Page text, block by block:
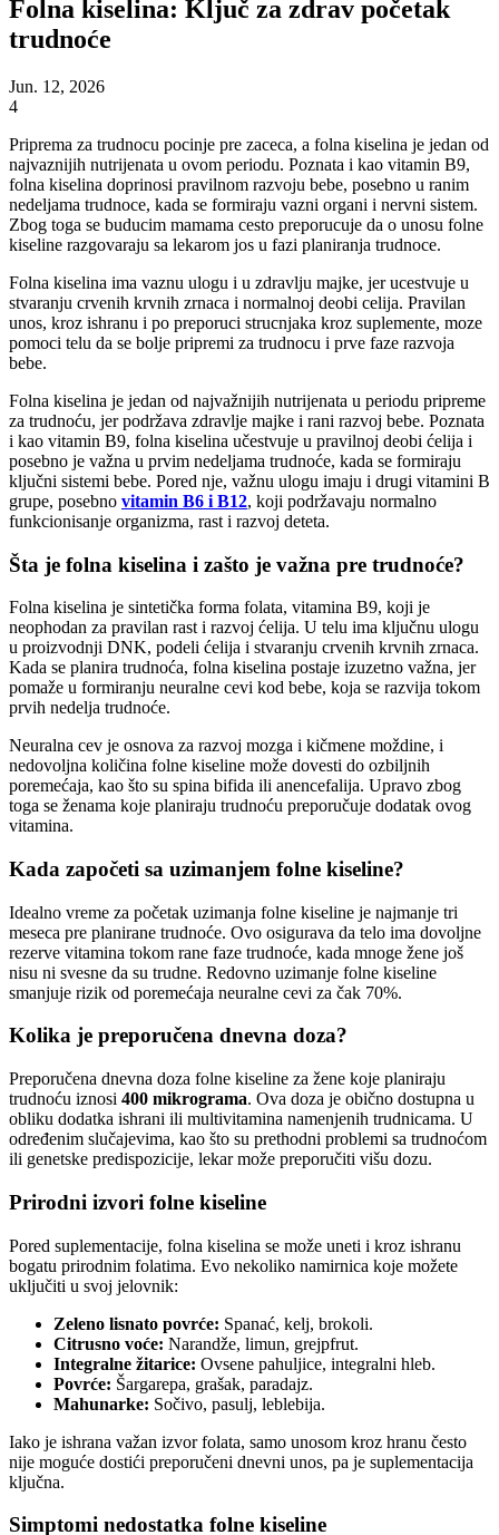
Folna kiselina: Ključ za zdrav početak
trudnoće
Jun. 12, 2026
4
Priprema za trudnocu pocinje pre zaceca, a folna kiselina je jedan od
najvaznijih nutrijenata u ovom periodu. Poznata i kao vitamin B9,
folna kiselina doprinosi pravilnom razvoju bebe, posebno u ranim
nedeljama trudnoce, kada se formiraju vazni organi i nervni sistem.
Zbog toga se buducim mamama cesto preporucuje da o unosu folne
kiseline razgovaraju sa lekarom jos u fazi planiranja trudnoce.
Folna kiselina ima vaznu ulogu i u zdravlju majke, jer ucestvuje u
stvaranju crvenih krvnih zrnaca i normalnoj deobi celija. Pravilan
unos, kroz ishranu i po preporuci strucnjaka kroz suplemente, moze
pomoci telu da se bolje pripremi za trudnocu i prve faze razvoja
bebe.
Folna kiselina je jedan od najvažnijih nutrijenata u periodu pripreme
za trudnoću, jer podržava zdravlje majke i rani razvoj bebe. Poznata
i kao vitamin B9, folna kiselina učestvuje u pravilnoj deobi ćelija i
posebno je važna u prvim nedeljama trudnoće, kada se formiraju
ključni sistemi bebe. Pored nje, važnu ulogu imaju i drugi vitamini B
grupe, posebno vitamin B6 i B12, koji podržavaju normalno
funkcionisanje organizma, rast i razvoj deteta.
Šta je folna kiselina i zašto je važna pre trudnoće?
Folna kiselina je sintetička forma folata, vitamina B9, koji je
neophodan za pravilan rast i razvoj ćelija. U telu ima ključnu ulogu
u proizvodnji DNK, podeli ćelija i stvaranju crvenih krvnih zrnaca.
Kada se planira trudnoća, folna kiselina postaje izuzetno važna, jer
pomaže u formiranju neuralne cevi kod bebe, koja se razvija tokom
prvih nedelja trudnoće.
Neuralna cev je osnova za razvoj mozga i kičmene moždine, i
nedovoljna količina folne kiseline može dovesti do ozbiljnih
poremećaja, kao što su spina bifida ili anencefalija. Upravo zbog
toga se ženama koje planiraju trudnoću preporučuje dodatak ovog
vitamina.
Kada započeti sa uzimanjem folne kiseline?
Idealno vreme za početak uzimanja folne kiseline je najmanje tri
meseca pre planirane trudnoće. Ovo osigurava da telo ima dovoljne
rezerve vitamina tokom rane faze trudnoće, kada mnoge žene još
nisu ni svesne da su trudne. Redovno uzimanje folne kiseline
smanjuje rizik od poremećaja neuralne cevi za čak 70%.
Kolika je preporučena dnevna doza?
Preporučena dnevna doza folne kiseline za žene koje planiraju
trudnoću iznosi 400 mikrograma. Ova doza je obično dostupna u
obliku dodatka ishrani ili multivitamina namenjenih trudnicama. U
određenim slučajevima, kao što su prethodni problemi sa trudnoćom
ili genetske predispozicije, lekar može preporučiti višu dozu.
Prirodni izvori folne kiseline
Pored suplementacije, folna kiselina se može uneti i kroz ishranu
bogatu prirodnim folatima. Evo nekoliko namirnica koje možete
uključiti u svoj jelovnik:
Zeleno lisnato povrće: Spanać, kelj, brokoli.
Citrusno voće: Narandže, limun, grejpfrut.
Integralne žitarice: Ovsene pahuljice, integralni hleb.
Povrće: Šargarepa, grašak, paradajz.
Mahunarke: Sočivo, pasulj, leblebija.
Iako je ishrana važan izvor folata, samo unosom kroz hranu često
nije moguće dostići preporučeni dnevni unos, pa je suplementacija
ključna.
Simptomi nedostatka folne kiseline